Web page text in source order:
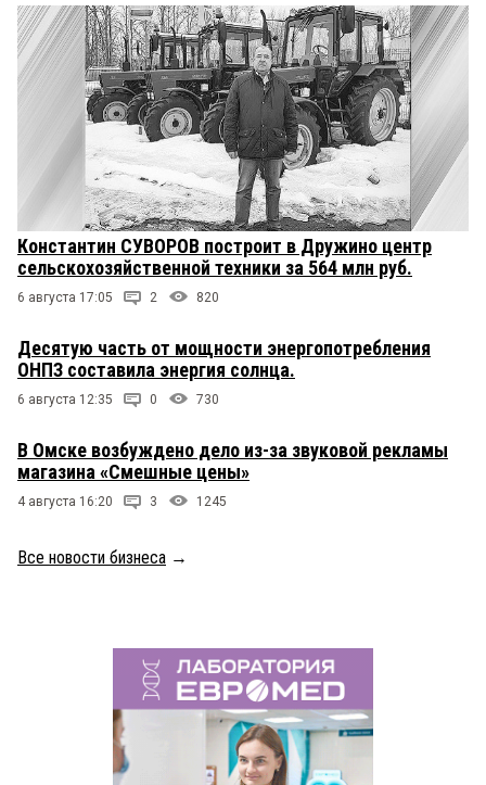
Константин СУВОРОВ построит в Дружино центр
сельскохозяйственной техники за 564 млн руб.
6 августа 17:05 2 820
Десятую часть от мощности энергопотребления
ОНПЗ составила энергия солнца.
6 августа 12:35 0 730
В Омске возбуждено дело из-за звуковой рекламы
магазина «Смешные цены»
4 августа 16:20 3 1245
Все новости бизнеса →